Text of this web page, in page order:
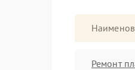
Ремонт